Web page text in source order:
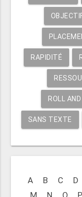
RAPIDITÉ
ROLL
SANS TEXTE
A B C D